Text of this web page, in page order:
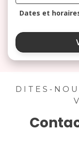
Dates et
3
17 18
DITES-